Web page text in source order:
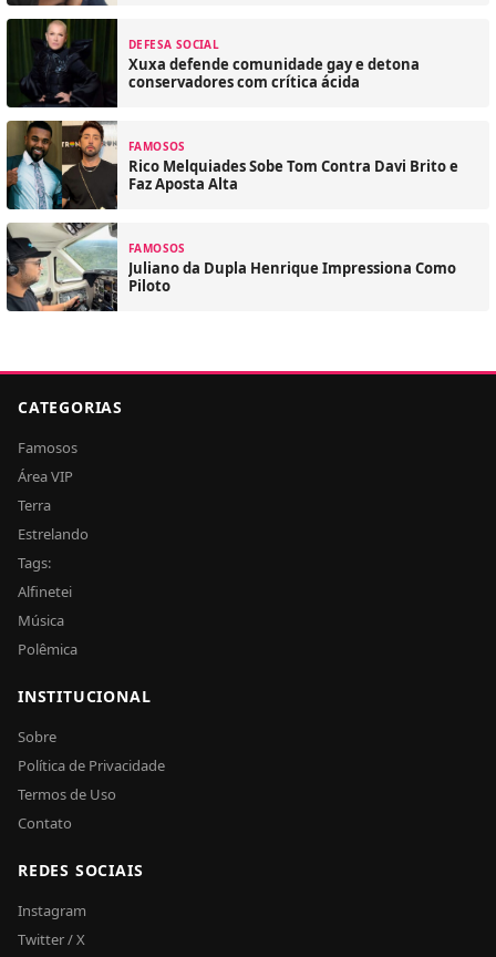
DEFESA SOCIAL
Xuxa defende comunidade gay e detona
conservadores com crítica ácida
FAMOSOS
Rico Melquiades Sobe Tom Contra Davi Brito e
Faz Aposta Alta
FAMOSOS
Juliano da Dupla Henrique Impressiona Como
Piloto
CATEGORIAS
Famosos
Área VIP
Terra
Estrelando
Tags:
Alfinetei
Música
Polêmica
INSTITUCIONAL
Sobre
Política de Privacidade
Termos de Uso
Contato
REDES SOCIAIS
Instagram
Twitter / X